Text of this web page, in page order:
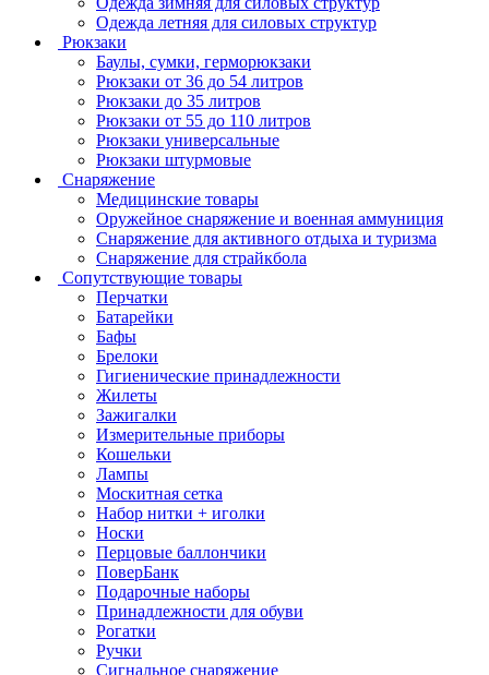
Одежда летняя для силовых структур
Рюкзаки
Баулы, сумки, герморюкзаки
Рюкзаки от 36 до 54 литров
Рюкзаки до 35 литров
Рюкзаки от 55 до 110 литров
Рюкзаки универсальные
Рюкзаки штурмовые
Снаряжение
Медицинские товары
Оружейное снаряжение и военная аммуниция
Снаряжение для активного отдыха и туризма
Снаряжение для страйкбола
Сопутствующие товары
Перчатки
Батарейки
Бафы
Брелоки
Гигиенические принадлежности
Жилеты
Зажигалки
Измерительные приборы
Кошельки
Лампы
Москитная сетка
Набор нитки + иголки
Носки
Перцовые баллончики
ПоверБанк
Подарочные наборы
Принадлежности для обуви
Рогатки
Ручки
Сигнальное снаряжение